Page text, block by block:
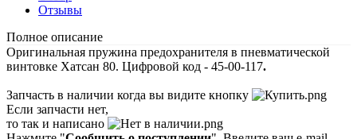
Отзывы
Полное описание
Оригинальная пружина предохранителя в пневматической
винтовке Хатсан 80. Цифровой код - 45-00-117.
Запчасть в наличии когда вы видите кнопку
Если запчасти нет,
то так и написано